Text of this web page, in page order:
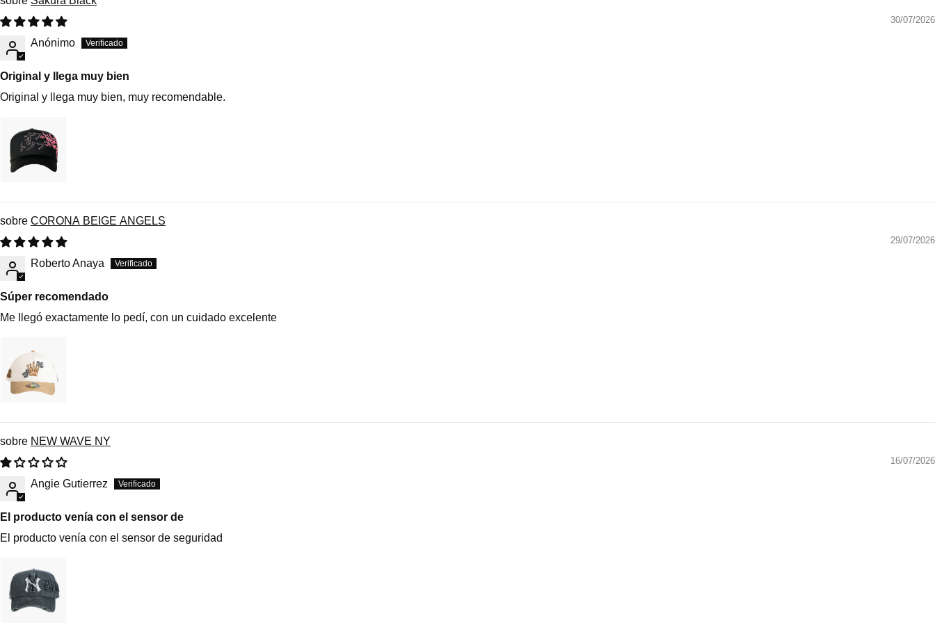
30/07/2026
Anónimo
Original y llega muy bien
Original y llega muy bien, muy recomendable.
CORONA BEIGE ANGELS
29/07/2026
Roberto Anaya
Súper recomendado
Me llegó exactamente lo pedí, con un cuidado excelente
NEW WAVE NY
16/07/2026
Angie Gutierrez
El producto venía con el sensor de
El producto venía con el sensor de seguridad